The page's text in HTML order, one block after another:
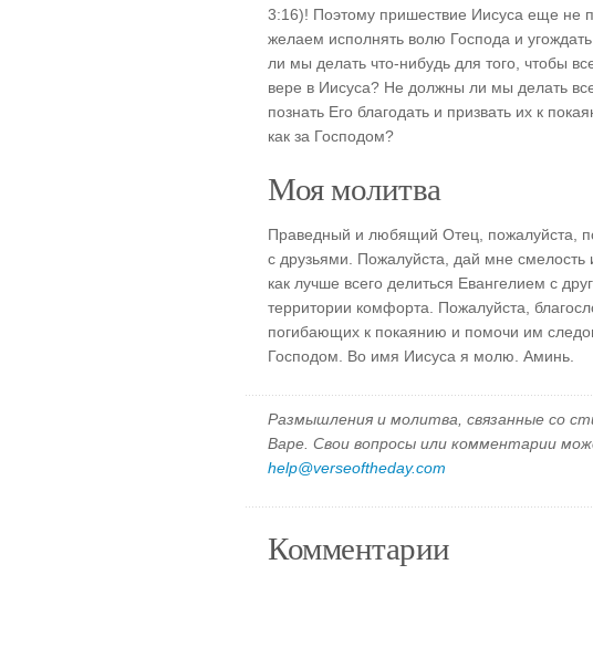
3:16)! Поэтому пришествие Иисуса еще не
желаем исполнять волю Господа и
ли мы делать что-нибудь для того, чтобы
вере в Иисуса? Не должны ли мы делать
познать Его благодать и призвать их к
как за Господом?
Моя молитва
Праведный и любящий Отец, пожалуйста,
с друзьями. Пожалуйста, дай мне смелость
как лучше всего делиться Евангелием с
территории комфорта. Пожалуйста,
погибающих к покаянию и помочи им
Господом. Во имя Иисуса я молю. Аминь.
Размышления и молитва, связанные со
Варе. Свои вопросы или комментарии
help@verseoftheday.com
Комментарии